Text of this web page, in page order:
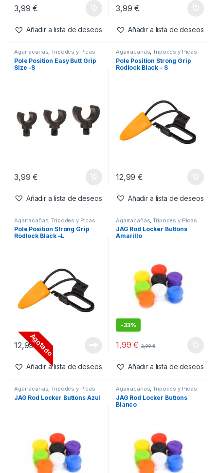
3,99€
Añadir a lista de deseos
3,99€
Añadir a lista de deseos
Agarracañas,Tripodes y Picas
Pole Position Easy Butt Grip
Size -S
3,99€
Añadir a lista de deseos
Agarracañas,Tripodes y Picas
Pole Position Strong Grip
Rodlock Black – S
12,99€
Añadir a lista de deseos
Agarracañas ,Tripodes y Picas
Pole Position Strong Grip
Rodlock Black –L
Agotado
12,99€
Añadir a lista de deseos
Agarracañas ,Tripodes y Picas
JAG Rod Locker Buttons
Amarillo
-33%
1,99€ 2,99€
Añadir a lista de deseos
Agarracañas,Tripodes y Picas
JAG Rod Locker Buttons Azul
Agarracañas,Tripodes y Picas
JAG Rod Locker Buttons
Blanco